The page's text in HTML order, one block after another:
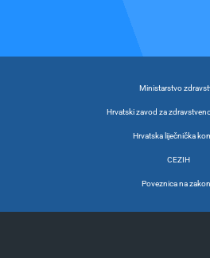
Ministarstvo
Hrvatski zavod za
Hrvatska liječnička
CEZIH
Poveznica na